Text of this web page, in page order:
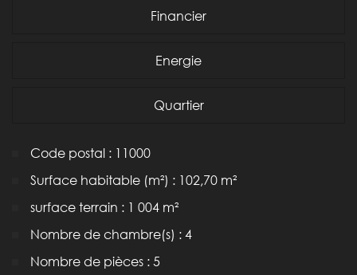
Financier
Energie
Quartier
Code postal : 11000
Surface habitable (m²) : 102,70 m²
surface terrain : 1 004 m²
Nombre de chambre(s) : 4
Nombre de pièces : 5